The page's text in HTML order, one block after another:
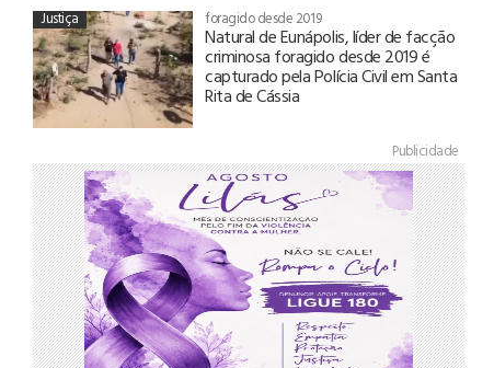
Justiça foragido desde 2019
Natural de Eunápolis, líder de facção
criminosa foragido desde 2019 é
capturado pela Polícia Civil em Santa
Rita de Cássia
Publicidade